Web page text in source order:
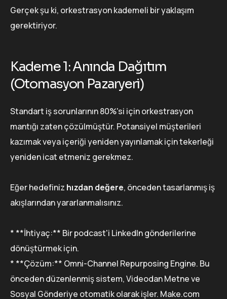
Gerçek şu ki, orkestrasyon kademeli bir yaklaşım
gerektiriyor.
Kademe 1: Anında Dağıtım
(Otomasyon Pazaryeri)
Standart iş sorunlarının 80%'si için orkestrasyon
mantığı zaten çözülmüştür. Potansiyel müşterileri
kazımak veya içeriği yeniden yayınlamak için tekerleği
yeniden icat etmeniz gerekmez.
Eğer hedefiniz hızdan değere, önceden tasarlanmış iş
akışlarından yararlanmalısınız.
* **İhtiyaç:** Bir podcast'i LinkedIn gönderilerine
dönüştürmek için.
* **Çözüm:** Omni-Channel Repurposing Engine. Bu
önceden düzenlenmiş sistem, Videodan Metne ve
Sosyal Gönderiye otomatik olarak işler. Make.com